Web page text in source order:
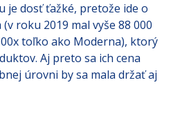
je dosť ťažké, pretože ide o
roku 2019 mal vyše 88 000
toľko ako Moderna), ktorý
Aj preto sa ich cena
úrovni by sa mala držať aj